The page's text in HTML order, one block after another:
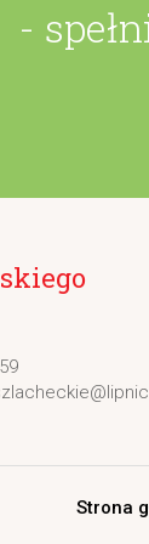
-
Strona